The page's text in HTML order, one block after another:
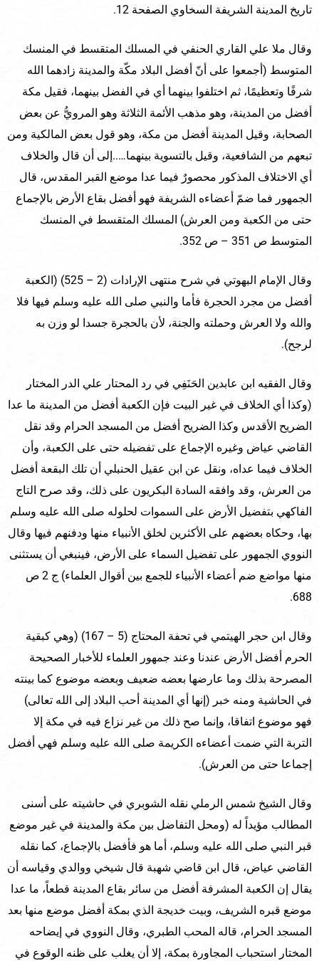
تاريخ المدينة الشريفة السخاوي الصفحة 12.
وقال ملا علي القاري الحنفي في المسلك المتقسط في المنسك
المتوسط (أجمعوا على أنّ أفضل البلاد مكّة والمدينة زادهما الله
شرفًا وتعظيمًا، ثم اختلفوا بينهما أي في الفضل بينهما، فقيل مكة
أفضل من المدينة، وهو مذهب الأئمة الثلاثة وهو المرويُّ عن بعض
الصحابة، وقيل المدينة أفضل من مكة، وهو قول بعض المالكية ومن
تبعهم من الشافعية، وقيل بالتسوية بينهما…..إلى أن قال والخلاف
أي الاختلاف المذكور محصورٌ فيما عدا موضع القبر المقدس، قال
الجمهور فما ضمّ أعضاءه الشريفة فهو أفضل بقاع الأرض بالإجماع
حتى من الكعبة ومن العرش) المسلك المتقسط في المنسك
المتوسط ص 351 – ص 352.
وقال الإمام البهوتي في شرح منتهى الإرادات (2 – 525) (الكعبة
أفضل من مجرد الحجرة فأما والنبي صلى الله عليه وسلم فيها فلا
والله ولا العرش وحملته والجنة، لأن بالحجرة جسدا لو وزن به
لرجح).
وقال الفقيه ابن عابدين الحَنَفِي في رد المحتار علي الدر المختار
(وكذا أي الخلاف في غير البيت فإن الكعبة أفضل من المدينة ما عدا
الضريح الأقدس وكذا الضريح أفضل من المسجد الحرام وقد نقل
القاضي عياض وغيره الإجماع على تفضيله حتى على الكعبة، وأن
الخلاف فيما عداه، ونقل عن ابن عقيل الحنبلي أن تلك البقعة أفضل
من العرش، وقد وافقه السادة البكريون على ذلك، وقد صرح التاج
الفاكهي بتفضيل الأرض على السموات لحلوله صلى الله عليه وسلم
بها، وحكاه بعضهم على الأكثرين لخلق الأنبياء منها ودفنهم فيها وقال
النووي الجمهور على تفضيل السماء على الأرض، فينبغي أن يستثنى
منها مواضع ضم أعضاء الأنبياء للجمع بين أقوال العلماء) ج 2 ص
688.
وقال ابن حجر الهيتمي في تحفة المحتاج (5 – 167) (وهي كبقية
الحرم أفضل الأرض عندنا وعند جمهور العلماء للأخبار الصحيحة
المصرحة بذلك وما عارضها بعضه ضعيف وبعضه موضوع كما بينته
في الحاشية ومنه خبر (إنها أي المدينة أحب البلاد إلى الله تعالى)
فهو موضوع اتفاقا، وإنما صح ذلك من غير نزاع فيه في مكة إلا
التربة التي ضمت أعضاءه الكريمة صلى الله عليه وسلم فهي أفضل
إجماعا حتى من العرش).
وقال الشيخ شمس الرملي نقله الشوبري في حاشيته على أسنى
المطالب مؤيداً له (ومحل التفاضل بين مكة والمدينة في غير موضع
قبر النبي صلى الله عليه وسلم، أما هو فأفضل بالإجماع، كما نقله
القاضي عياض، قال ابن قاضي شهبة قال شيخي ووالدي وقياسه أن
يقال إن الكعبة المشرفة أفضل من سائر بقاع المدينة قطعاً، ما عدا
موضع قبره الشريف، وبيت خديجة الذي بمكة أفضل موضع منها بعد
المسجد الحرام، قاله المحب الطبري، وقال النووي في إيضاحه
المختار استحباب المجاورة بمكة، إلا أن يغلب على ظنه الوقوع في